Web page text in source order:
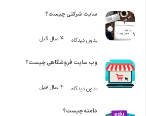
سایت شرکتی چیست؟
4 سال قبل بدون دیدگاه
وب سایت فروشگاهی چیست؟
4 سال قبل بدون دیدگاه
دامنه چیست؟